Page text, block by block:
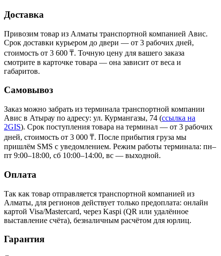
Доставка
Привозим товар из Алматы транспортной компанией Авис.
Срок доставки курьером до двери — от 3 рабочих дней,
стоимость от 3 600 ₸. Точную цену для вашего заказа
смотрите в карточке товара — она зависит от веса и
габаритов.
Самовывоз
Заказ можно забрать из терминала транспортной компании
Авис в Атырау по адресу: ул. Курмангазы, 74 (ссылка на
2GIS). Срок поступления товара на терминал — от 3 рабочих
дней, стоимость от 3 000 ₸. После прибытия груза мы
пришлём SMS с уведомлением. Режим работы терминала: пн–
пт 9:00–18:00, сб 10:00–14:00, вс — выходной.
Оплата
Так как товар отправляется транспортной компанией из
Алматы, для регионов действует только предоплата: онлайн
картой Visa/Mastercard, через Kaspi (QR или удалённое
выставление счёта), безналичным расчётом для юрлиц.
Гарантия